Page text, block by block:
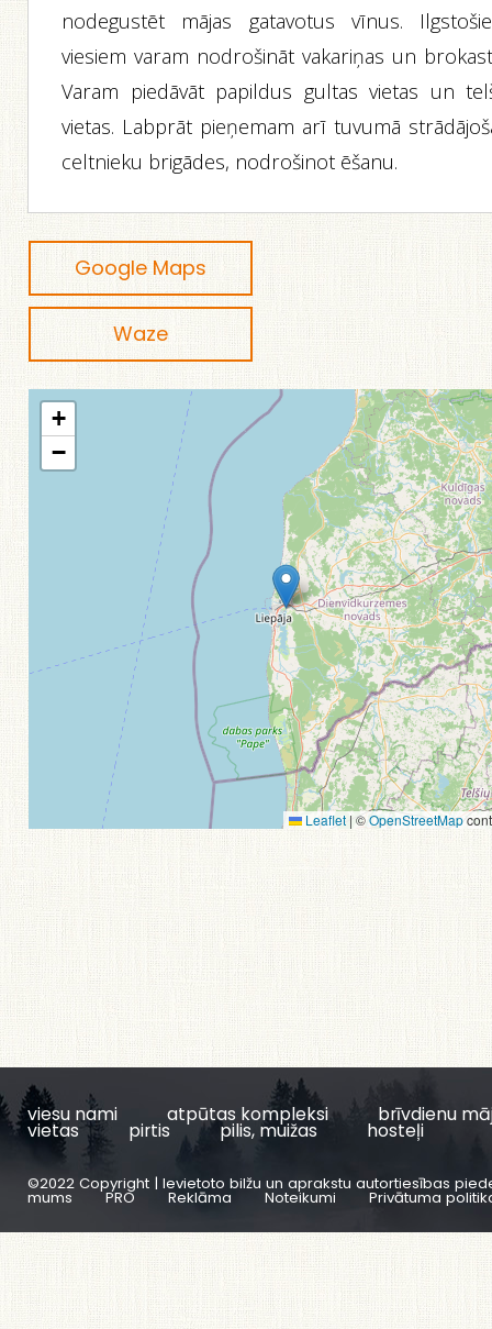
nodegustēt mājas gatavotus vīnus.
viesiem varam nodrošināt vakariņas un
Varam piedāvāt papildus gultas vietas un
vietas. Labprāt pieņemam arī tuvumā
celtnieku brigādes, nodrošinot ēšanu.
Google Maps
Waze
+
−
Leaflet | ©OpenStreetMap
viesu nami atpūtas kompleksi brīvdienu
vietas pirtis pilis, muižas hosteļi
©2022 Copyright | Ievietoto bilžu un aprakstu autortiesības
mums PRO Reklāma Noteikumi Privātuma